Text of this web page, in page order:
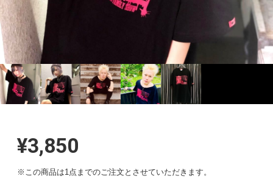
¥3,850
※この商品は1点までのご注文とさせていただきます。